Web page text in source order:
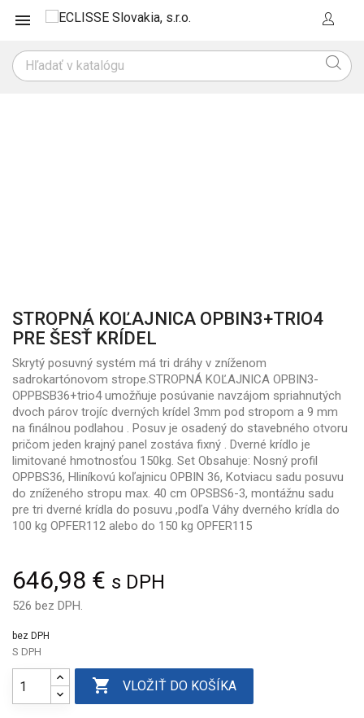

STROPNÁ KOĽAJNICA OPBIN3+TRIO4
PRE ŠESŤ KRÍDEL
Skrytý posuvný systém má tri dráhy v zníženom
sadrokartónovom strope.STROPNÁ KOĽAJNICA OPBIN3-
OPPBSB36+trio4 umožňuje posúvanie navzájom spriahnutých
dvoch párov trojíc dverných krídel 3mm pod stropom a 9 mm
na finálnou podlahou . Posuv je osadený do stavebného otvoru
pričom jeden krajný panel zostáva fixný . Dverné krídlo je
limitované hmotnosťou 150kg. Set Obsahuje: Nosný profil
OPPBS36, Hliníkovú koľajnicu OPBIN 36, Kotviacu sadu posuvu
do zníženého stropu max. 40 cm OPSBS6-3, montážnu sadu
pre tri dverné krídla do posuvu ,podľa Váhy dverného krídla do
100 kg OPFER112 alebo do 150 kg OPFER115
646,98 € s DPH
526 bez DPH.
bez DPH
S DPH
 VLOŽIŤ DO KOŠÍKA